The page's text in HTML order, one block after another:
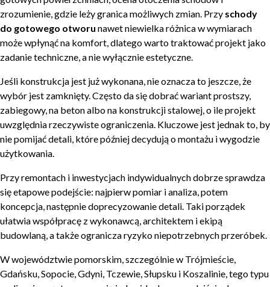
zrozumienie, gdzie leży granica możliwych zmian. Przy schody
do gotowego otworu nawet niewielka różnica w wymiarach
może wpłynąć na komfort, dlatego warto traktować projekt jako
zadanie techniczne, a nie wyłącznie estetyczne.
Jeśli konstrukcja jest już wykonana, nie oznacza to jeszcze, że
wybór jest zamknięty. Często da się dobrać wariant prostszy,
zabiegowy, na beton albo na konstrukcji stalowej, o ile projekt
uwzględnia rzeczywiste ograniczenia. Kluczowe jest jednak to, by
nie pomijać detali, które później decydują o montażu i wygodzie
użytkowania.
Przy remontach i inwestycjach indywidualnych dobrze sprawdza
się etapowe podejście: najpierw pomiar i analiza, potem
koncepcja, następnie doprecyzowanie detali. Taki porządek
ułatwia współpracę z wykonawcą, architektem i ekipą
budowlaną, a także ogranicza ryzyko niepotrzebnych przeróbek.
W województwie pomorskim, szczególnie w Trójmieście,
Gdańsku, Sopocie, Gdyni, Tczewie, Słupsku i Koszalinie, tego typu